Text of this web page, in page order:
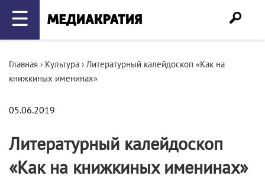
☰
Главная › Культура › Литературный калейдоскоп «Как на
книжкиных именинах»
05.06.2019
Литературный калейдоскоп
«Как на книжкиных именинах»